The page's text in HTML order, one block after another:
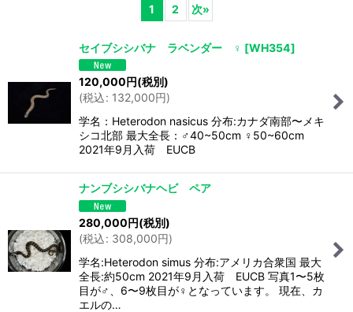
1 2 次»
セイブシシバナ ラベンダー ♀ [WH354]
120,000円(税別)
(税込: 132,000円)
学名：Heterodon nasicus 分布:カナダ南部〜メキ
シコ北部 最大全長：♂40~50cm ♀50~60cm
2021年9月入荷 EUCB
ナンブシシバナヘビ ペア
280,000円(税別)
(税込: 308,000円)
学名:Heterodon simus 分布:アメリカ合衆国 最大
全長:約50cm 2021年9月入荷 EUCB 写真1〜5枚
目が♂、6〜9枚目が♀となっています。 現在、カ
エルの…